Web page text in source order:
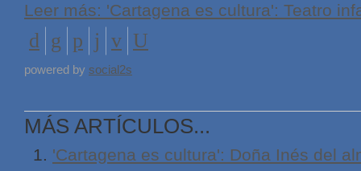
Leer más: 'Cartagena es cultura': Teatro
powered by social2s
MÁS ARTÍCULOS...
'Cartagena es cultura': Doña Inés del